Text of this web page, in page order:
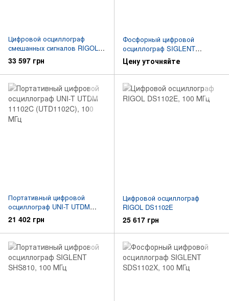
Цифровой осциллограф
смешанных сигналов RIGOL
DS1102D
33 597 грн
Фосфорный цифровой
осциллограф SIGLENT
SDS1102X+
Цену уточняйте
Портативный цифровой
осциллограф UNI-T UTDM
11102C (UTD1102C)
21 402 грн
Цифровой осциллограф
RIGOL DS1102E
25 617 грн